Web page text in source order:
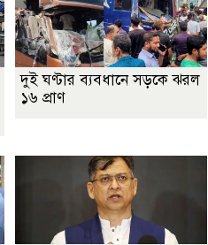
দুই ঘণ্টার ব্যবধানে সড়কে ঝরল
১৬ প্রাণ